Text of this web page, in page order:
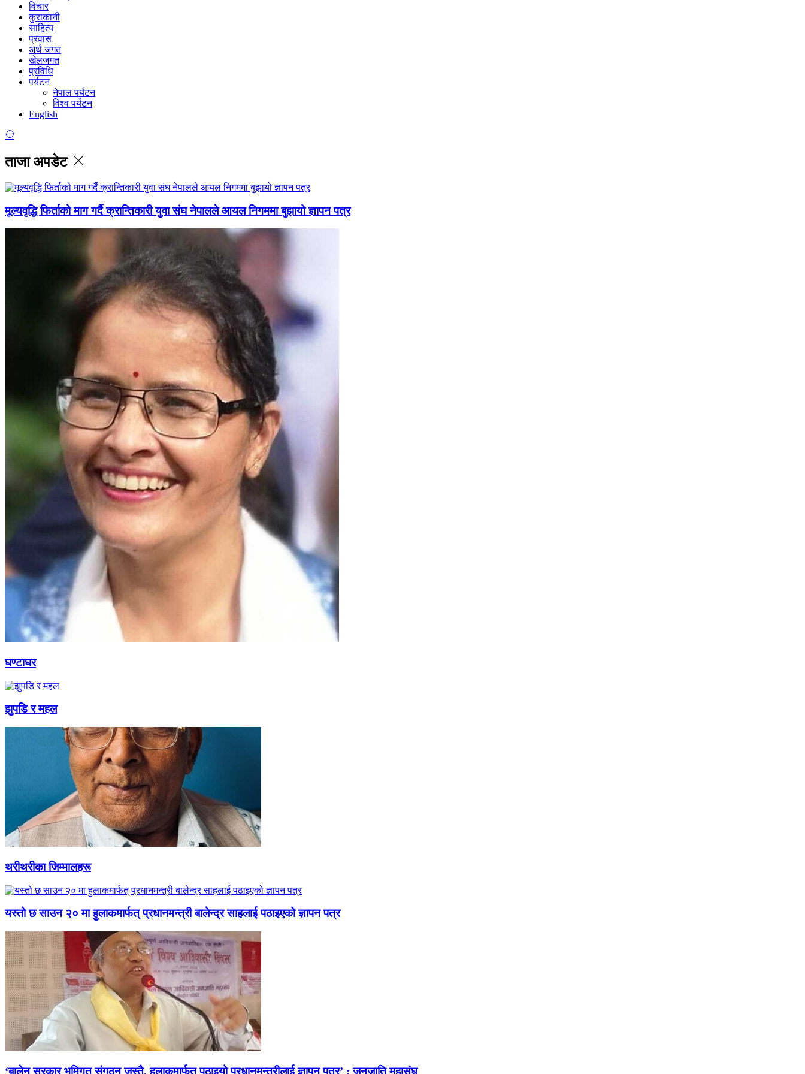
विचार
कुराकानी
साहित्य
प्रवास
अर्थ जगत
खेलजगत
प्रविधि
पर्यटन
नेपाल पर्यटन
विश्व पर्यटन
English
ताजा अपडेट
मूल्यवृद्धि फिर्ताको माग गर्दै क्रान्तिकारी युवा संघ नेपालले आयल निगममा बुझायो ज्ञापन पत्र
घण्टाघर
झुपडि र महल
थरीथरीका जिम्मालहरू
यस्तो छ साउन २० मा हुलाकमार्फत् प्रधानमन्त्री बालेन्द्र साहलाई पठाइएको ज्ञापन पत्र
‘बालेन सरकार भूमिगत संगठन जस्तै, हुलाकमार्फत् पठाइयो प्रधानमन्त्रीलाई ज्ञापन पत्र’ : जनजाति महासंघ